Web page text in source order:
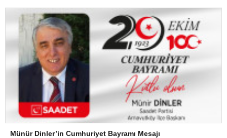
Münür Dinler’in Cumhuriyet Bayramı Mesajı